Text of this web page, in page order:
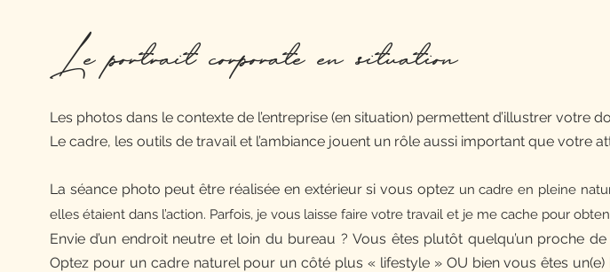
Le portrait corporate en situation
Les photos dans le contexte de l’entreprise (en situation) permettent d’illustrer votre
Le cadre, les outils de travail et l’ambiance jouent un rôle aussi important que votre
La séance photo peut être réalisée en extérieur si vous optez un cadre en pleine
elles étaient dans l’action. Parfois, je vous laisse faire votre travail et je me cache pour
Envie d’un endroit neutre et loin du bureau ?Vous êtes plutôt quelqu’un proche
Optez pour un cadre naturel pour un côté plus « lifestyle » OU bien vousêtes